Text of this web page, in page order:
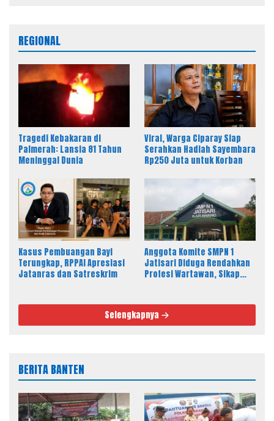
REGIONAL
Tragedi Kebakaran di
Palmerah: Lansia 81 Tahun
Meninggal Dunia
Viral, Warga Ciparay Siap
Serahkan Hadiah Sayembara
Rp250 Juta untuk Korban
Kasus Pembuangan Bayi
Terungkap, RPPAI Apresiasi
Jatanras dan Satreskrim
Anggota Komite SMPN 1
Jatisari Diduga Rendahkan
Profesi Wartawan, Sikap
Selengkapnya
BERITA BANTEN